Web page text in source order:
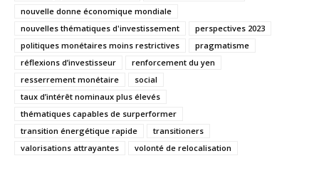
nouvelle donne économique mondiale
nouvelles thématiques d'investissement
perspectives 2023
politiques monétaires moins restrictives
pragmatisme
réflexions d’investisseur
renforcement du yen
resserrement monétaire
social
taux d’intérêt nominaux plus élevés
thématiques capables de surperformer
transition énergétique rapide
transitioners
valorisations attrayantes
volonté de relocalisation